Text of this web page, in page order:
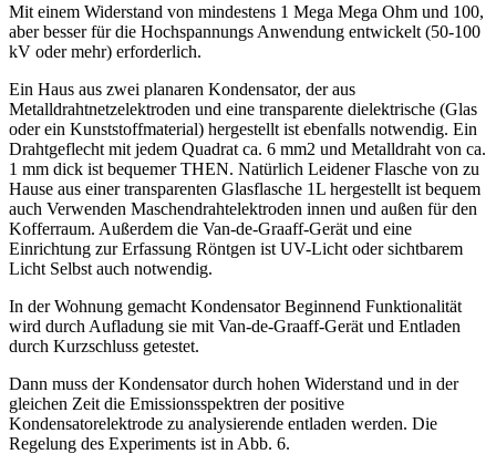
Mit einem Widerstand von mindestens 1 Mega Mega Ohm und 100,
aber besser für die Hochspannungs Anwendung entwickelt (50-100
kV oder mehr) erforderlich.
Ein Haus aus zwei planaren Kondensator, der aus
Metalldrahtnetzelektroden und eine transparente dielektrische (Glas
oder ein Kunststoffmaterial) hergestellt ist ebenfalls notwendig. Ein
Drahtgeflecht mit jedem Quadrat ca. 6 mm2 und Metalldraht von ca.
1 mm dick ist bequemer THEN. Natürlich Leidener Flasche von zu
Hause aus einer transparenten Glasflasche 1L hergestellt ist bequem
auch Verwenden Maschendrahtelektroden innen und außen für den
Kofferraum. Außerdem die Van-de-Graaff-Gerät und eine
Einrichtung zur Erfassung Röntgen ist UV-Licht oder sichtbarem
Licht Selbst auch notwendig.
In der Wohnung gemacht Kondensator Beginnend Funktionalität
wird durch Aufladung sie mit Van-de-Graaff-Gerät und Entladen
durch Kurzschluss getestet.
Dann muss der Kondensator durch hohen Widerstand und in der
gleichen Zeit die Emissionsspektren der positive
Kondensatorelektrode zu analysierende entladen werden. Die
Regelung des Experiments ist in Abb. 6.